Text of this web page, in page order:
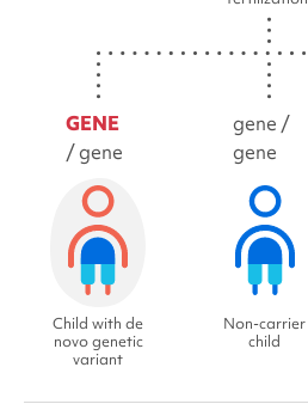
GENE
/ gene
Child with de
novo genetic
variant
gene /
gene
Non-carrier
child